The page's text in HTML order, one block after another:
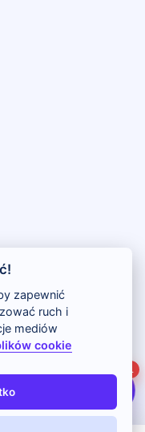
1
→ Pliki cookie innych
dla tej witryny.
zapewnić
ruch i
mediów
cookie